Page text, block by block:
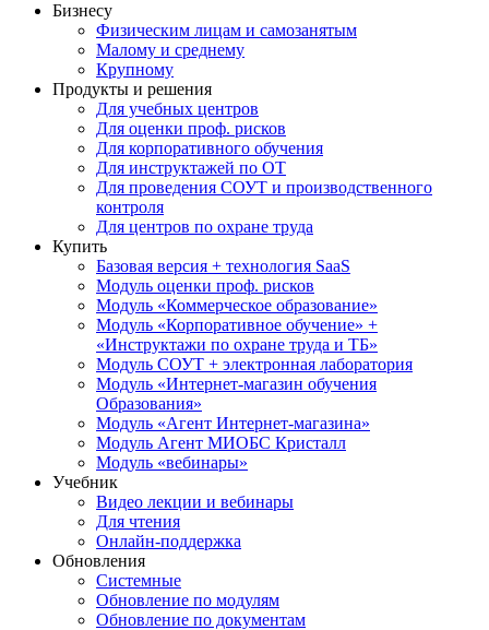
Бизнесу
Физическим лицам и самозанятым
Малому и среднему
Крупному
Продукты и решения
Для учебных центров
Для оценки проф. рисков
Для корпоративного обучения
Для инструктажей по ОТ
Для проведения СОУТ и производственного
контроля
Для центров по охране труда
Купить
Базовая версия + технология SaaS
Модуль оценки проф. рисков
Модуль «Коммерческое образование»
Модуль «Корпоративное обучение» +
«Инструктажи по охране труда и ТБ»
Модуль СОУТ + электронная лаборатория
Модуль «Интернет-магазин обучения
Образования»
Модуль «Агент Интернет-магазина»
Модуль Агент МИОБС Кристалл
Модуль «вебинары»
Учебник
Видео лекции и вебинары
Для чтения
Онлайн-поддержка
Обновления
Системные
Обновление по модулям
Обновление по документам